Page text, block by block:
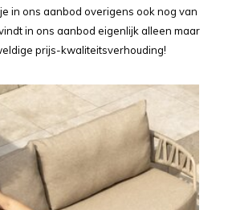
in ons aanbod overigens ook nog van
in ons aanbod eigenlijk alleen maar
prijs-kwaliteitsverhouding!